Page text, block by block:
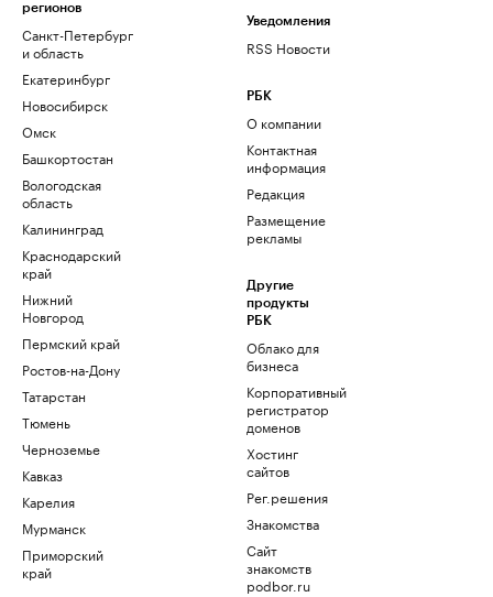
регионов
Санкт-Петербург
и область
Екатеринбург
Новосибирск
Омск
Башкортостан
Вологодская
область
Калининград
Краснодарский
край
Нижний
Новгород
Пермский край
Ростов-на-Дону
Татарстан
Тюмень
Черноземье
Кавказ
Карелия
Мурманск
Приморский
край
Уведомления
RSS Новости
РБК
О компании
Контактная
информация
Редакция
Размещение
рекламы
Другие
продукты
РБК
Облако для
бизнеса
Корпоративный
регистратор
доменов
Хостинг
сайтов
Рег.решения
Знакомства
Сайт
знакомств
podbor.ru